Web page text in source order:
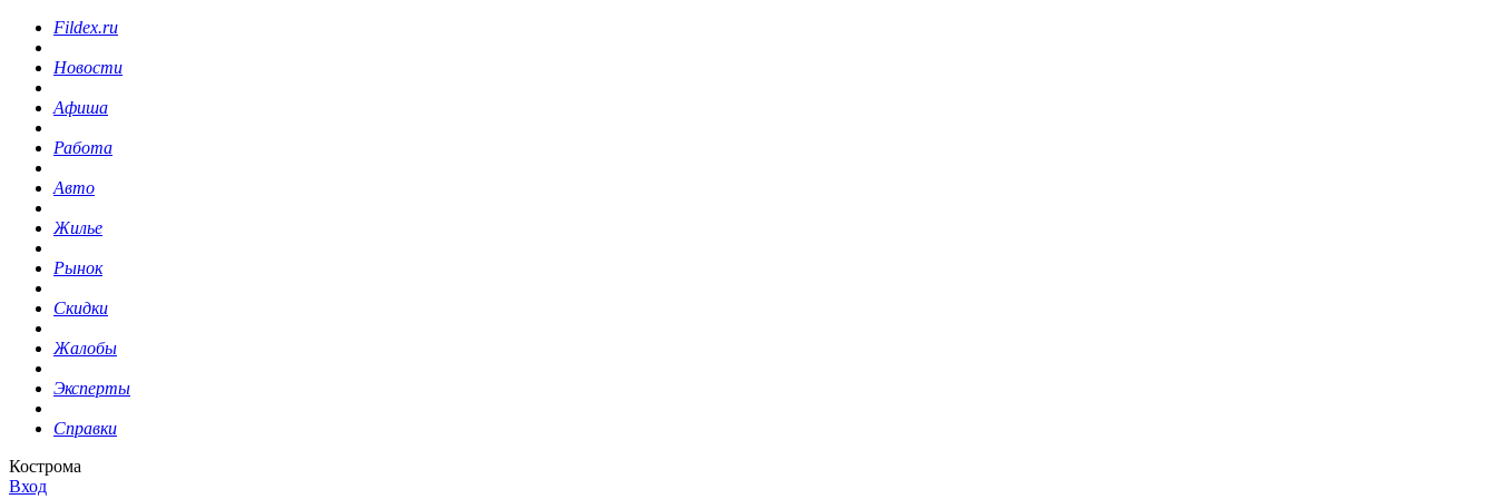
Fildex.ru
Новости
Афиша
Работа
Авто
Жилье
Рынок
Скидки
Жалобы
Эксперты
Справки
Кострома
Вход